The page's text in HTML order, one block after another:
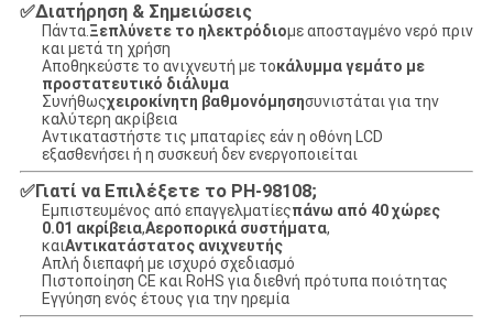
✅Διατήρηση & Σημειώσεις
Πάντα.Ξεπλύνετε το ηλεκτρόδιομε αποσταγμένο νερό πριν
και μετά τη χρήση
Αποθηκεύστε το ανιχνευτή με τοκάλυμμα γεμάτο με
προστατευτικό διάλυμα
Συνήθωςχειροκίνητη βαθμονόμησησυνιστάται για την
καλύτερη ακρίβεια
Αντικαταστήστε τις μπαταρίες εάν η οθόνη LCD
εξασθενήσει ή η συσκευή δεν ενεργοποιείται
✅Γιατί να Επιλέξετε το PH-98108;
Εμπιστευμένος από επαγγελματίεςπάνω από 40 χώρες
0.01 ακρίβεια,Αεροπορικά συστήματα,
καιΑντικατάστατος ανιχνευτής
Απλή διεπαφή με ισχυρό σχεδιασμό
Πιστοποίηση CE και RoHS για διεθνή πρότυπα ποιότητας
Εγγύηση ενός έτους για την ηρεμία